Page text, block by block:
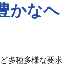
かなヘ
多種多様な要求